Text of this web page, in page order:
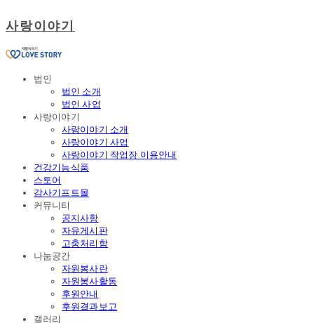
사랑이야기
법인
법인 소개
법인 사업
사랑이야기
사랑이야기 소개
사랑이야기 사업
사랑이야기 작업장 이용안내
건강기능식품
스토어
감사기프트몰
커뮤니티
공지사항
자유게시판
고충처리함
나눔공간
자원봉사란
자원봉사활동
후원안내
후원결과보고
갤러리